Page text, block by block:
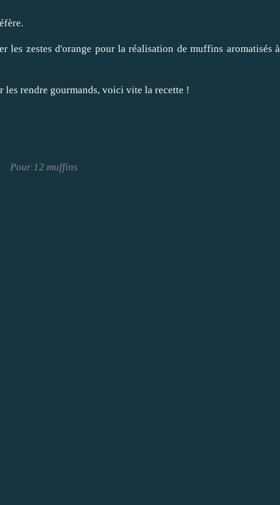
les zestes d'orange pour la réalisation de muffins aromatisés à
les rendre gourmands, voici vite la recette !
Pour 12 muffins